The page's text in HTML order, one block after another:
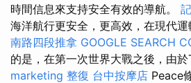
時間信息來支持安全有效的導航。
海洋航行更安全，更高效，在現代運
南路四段推拿 GOOGLE SEARCH
的是，在第一次世界大戰之後，由
marketing 整復 台中按摩店 Peace